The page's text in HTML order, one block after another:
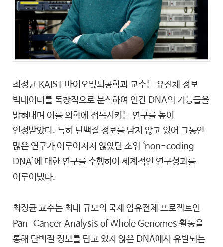
최정균 KAIST 바이오및뇌공학과 교수는 유전체 정보
빅데이터를 독창적으로 분석하여 인간 DNA의 기능들을
밝혀내며 이를 의학에 접목시키는 연구를 높이
인정받았다. 특히 단백질 정보를 담지 않고 있어 그동안
많은 연구가 이루어지지 않았던 소위 ‘non-coding
DNA’에 대한 연구를 수행하여 세계적인 연구성과를
이루어냈다.
최정균 교수는 최대 규모의 국제 암유전체 프로젝트인
Pan-Cancer Analysis of Whole Genomes 활동을
통해 단백질 정보를 담고 있지 않은 DNA에서 유발되는